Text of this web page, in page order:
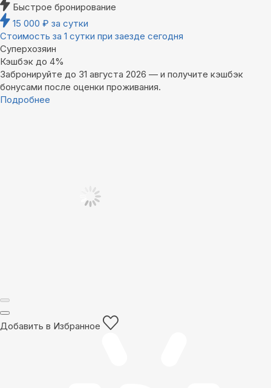
Быстрое бронирование
15 000 ₽ за сутки
Стоимость за 1 сутки при заезде сегодня
Суперхозяин
Кэшбэк до 4%
Забронируйте до 31 августа 2026 — и получите кэшбэк
бонусами после оценки проживания.
Подробнее
Добавить в Избранное